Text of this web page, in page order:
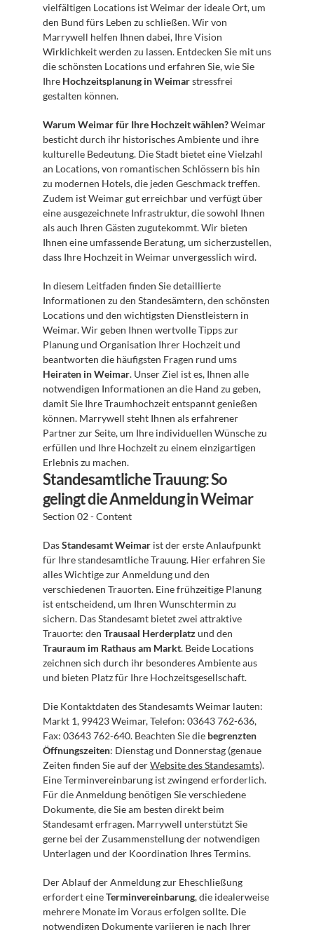
vielfältigen Locations ist Weimar der ideale Ort, um
den Bund fürs Leben zu schließen. Wir von
Marrywell helfen Ihnen dabei, Ihre Vision
Wirklichkeit werden zu lassen. Entdecken Sie mit uns
die schönsten Locations und erfahren Sie, wie Sie
Ihre Hochzeitsplanung in Weimar stressfrei
gestalten können.
Warum Weimar für Ihre Hochzeit wählen? Weimar
besticht durch ihr historisches Ambiente und ihre
kulturelle Bedeutung. Die Stadt bietet eine Vielzahl
an Locations, von romantischen Schlössern bis hin
zu modernen Hotels, die jeden Geschmack treffen.
Zudem ist Weimar gut erreichbar und verfügt über
eine ausgezeichnete Infrastruktur, die sowohl Ihnen
als auch Ihren Gästen zugutekommt. Wir bieten
Ihnen eine umfassende Beratung, um sicherzustellen,
dass Ihre Hochzeit in Weimar unvergesslich wird.
In diesem Leitfaden finden Sie detaillierte
Informationen zu den Standesämtern, den schönsten
Locations und den wichtigsten Dienstleistern in
Weimar. Wir geben Ihnen wertvolle Tipps zur
Planung und Organisation Ihrer Hochzeit und
Heiraten in Weimar. Unser Ziel ist es, Ihnen alle
notwendigen Informationen an die Hand zu geben,
damit Sie Ihre Traumhochzeit entspannt genießen
können. Marrywell steht Ihnen als erfahrener
Partner zur Seite, um Ihre individuellen Wünsche zu
erfüllen und Ihre Hochzeit zu einem einzigartigen
Erlebnis zu machen.
Standesamtliche Trauung: So
gelingt die Anmeldung in Weimar
Section 02 - Content
Das Standesamt Weimar ist der erste Anlaufpunkt
für Ihre standesamtliche Trauung. Hier erfahren Sie
alles Wichtige zur Anmeldung und den
verschiedenen Trauorten. Eine frühzeitige Planung
ist entscheidend, um Ihren Wunschtermin zu
sichern. Das Standesamt bietet zwei attraktive
Trauorte: den Trausaal Herderplatz
Trauraum im Rathaus am Markt. Beide Locations
zeichnen sich durch ihr besonderes Ambiente aus
und bieten Platz für Ihre Hochzeitsgesellschaft.
Die Kontaktdaten des Standesamts Weimar lauten:
Markt 1, 99423 Weimar, Telefon: 03643 762-636,
Fax: 03643 762-640. Beachten Sie die begrenzten
Öffnungszeiten: Dienstag und Donnerstag (genaue
Zeiten finden Sie auf der Website des Standesamts).
Eine Terminvereinbarung ist zwingend erforderlich.
Für die Anmeldung benötigen Sie verschiedene
Dokumente, die Sie am besten direkt beim
Standesamt erfragen. Marrywell unterstützt Sie
gerne bei der Zusammenstellung der notwendigen
Unterlagen und der Koordination Ihres Termins.
Der Ablauf der Anmeldung zur Eheschließung
erfordert eine Terminvereinbarung, die idealerweise
mehrere Monate im Voraus erfolgen sollte. Die
notwendigen Dokumente variieren je nach Ihrer